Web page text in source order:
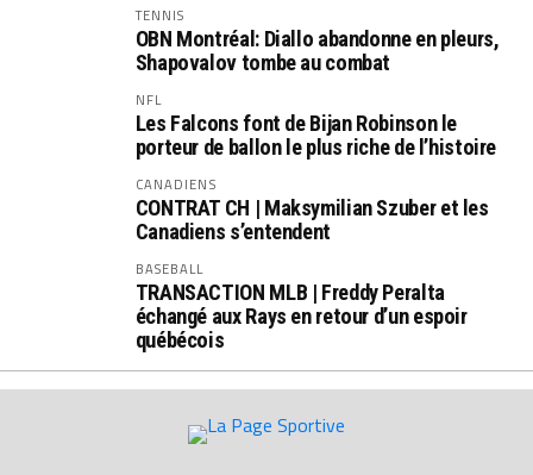
TENNIS
OBN Montréal: Diallo abandonne en pleurs,
Shapovalov tombe au combat
NFL
Les Falcons font de Bijan Robinson le
porteur de ballon le plus riche de l’histoire
CANADIENS
CONTRAT CH | Maksymilian Szuber et les
Canadiens s’entendent
BASEBALL
TRANSACTION MLB | Freddy Peralta
échangé aux Rays en retour d’un espoir
québécois